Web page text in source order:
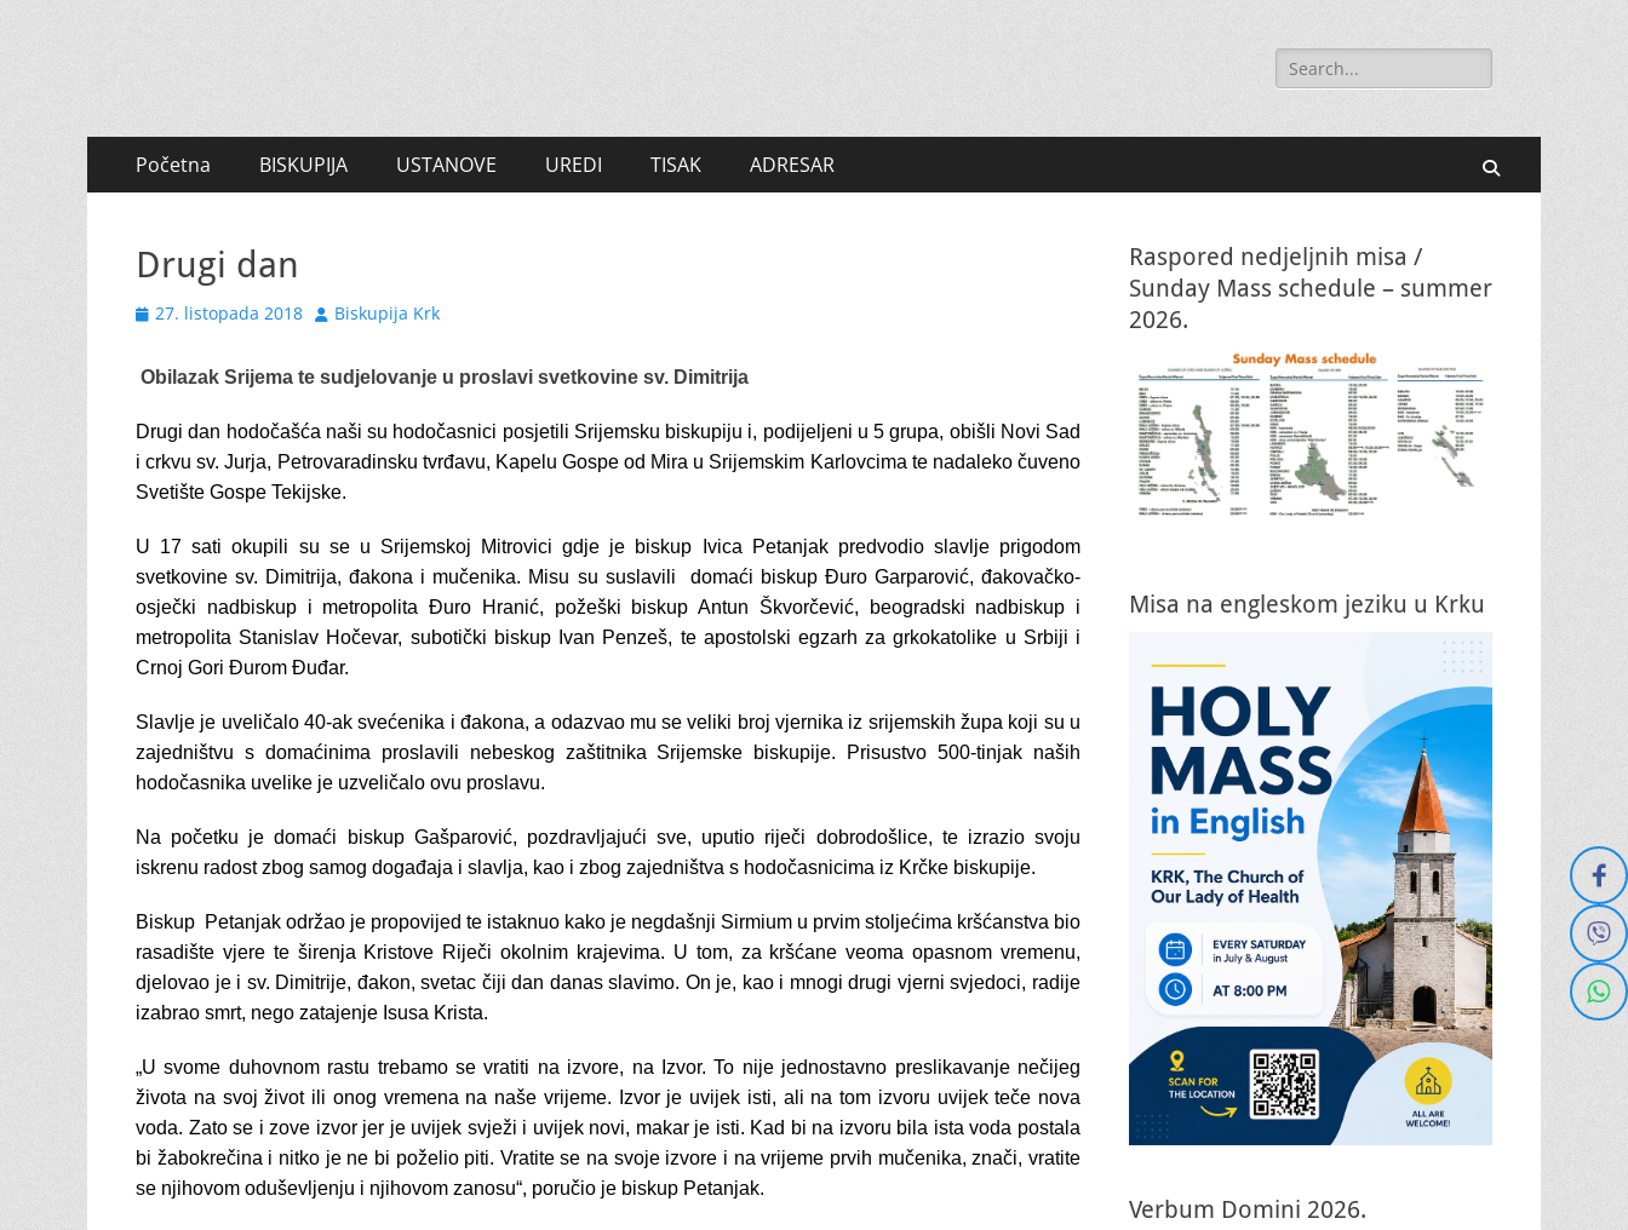
Search
for:
Primary
Menu
Početna BISKUPIJA USTANOVE UREDI TISAK ADRESAR
Drugi dan
Posted
27. listopada 2018 Author
Biskupija Krk
Obilazak Srijema te sudjelovanje u proslavi svetkovine sv. Dimitrija
Drugi dan hodočašća naši su hodočasnici posjetili Srijemsku biskupiju i, podijeljeni u 5 grupa, obišli Novi Sad
i crkvu sv. Jurja, Petrovaradinsku tvrđavu, Kapelu Gospe od Mira u Srijemskim Karlovcima te nadaleko čuveno
Svetište Gospe Tekijske.
U 17 sati okupili su se u Srijemskoj Mitrovici gdje je biskup Ivica Petanjak predvodio slavlje prigodom
svetkovine sv. Dimitrija, đakona i mučenika. Misu su suslavili domaći biskup Đuro Garparović, đakovačko-
osječki nadbiskup i metropolita Đuro Hranić, požeški biskup Antun Škvorčević, beogradski nadbiskup i
metropolita Stanislav Hočevar, subotički biskup Ivan Penzeš, te apostolski egzarh za grkokatolike u Srbiji i
Crnoj Gori Đurom Đuđar.
Slavlje je uveličalo 40-ak svećenika i đakona, a odazvao mu se veliki broj vjernika iz srijemskih župa koji su u
zajedništvu s domaćinima proslavili nebeskog zaštitnika Srijemske biskupije. Prisustvo 500-tinjak naših
hodočasnika uvelike je uzveličalo ovu proslavu.
Na početku je domaći biskup Gašparović, pozdravljajući sve, uputio riječi dobrodošlice, te izrazio svoju
iskrenu radost zbog samog događaja i slavlja, kao i zbog zajedništva s hodočasnicima iz Krčke biskupije.
Biskup Petanjak održao je propovijed te istaknuo kako je negdašnji Sirmium u prvim stoljećima kršćanstva bio
rasadište vjere te širenja Kristove Riječi okolnim krajevima. U tom, za kršćane veoma opasnom vremenu,
djelovao je i sv. Dimitrije, đakon, svetac čiji dan danas slavimo. On je, kao i mnogi drugi vjerni svjedoci, radije
izabrao smrt, nego zatajenje Isusa Krista.
„U svome duhovnom rastu trebamo se vratiti na izvore, na Izvor.To nije jednostavno preslikavanje nečijeg
života na svoj život ili onog vremena na naše vrijeme. Izvor je uvijek isti, ali na tom izvoru uvijek teče nova
voda. Zato se i zove izvor jer je uvijek svježi i uvijek novi, makar je isti. Kad bi na izvoru bila ista voda postala
bi žabokrečina i nitko je ne bi poželio piti. Vratite se na svoje izvore i na vrijeme prvih mučenika, znači, vratite
se njihovom oduševljenju i njihovom zanosu“, poručio je biskup Petanjak.
Raspored nedjeljnih misa /
Sunday Mass schedule – summer
2026.
Misa na engleskom jeziku u Krku
Verbum Domini 2026.